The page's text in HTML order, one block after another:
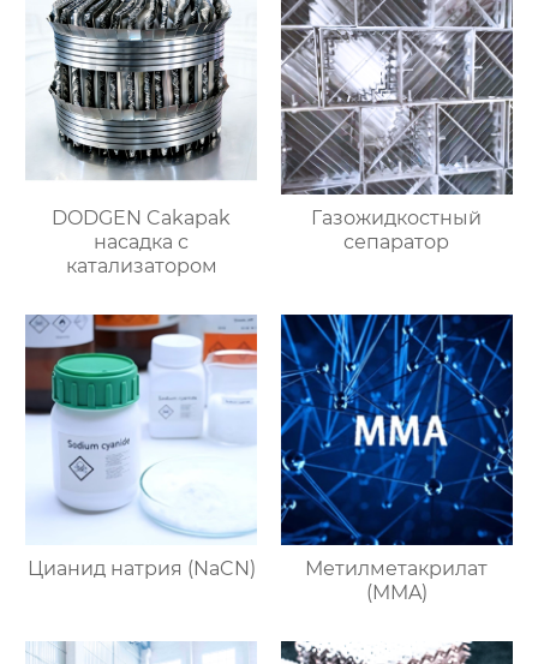
DODGEN Cakapak
насадка с
катализатором
Газожидкостный
сепаратор
Цианид натрия (NaCN)
Метилметакрилат
(MMA)